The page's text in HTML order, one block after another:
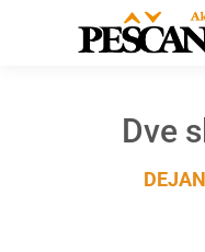
Dve